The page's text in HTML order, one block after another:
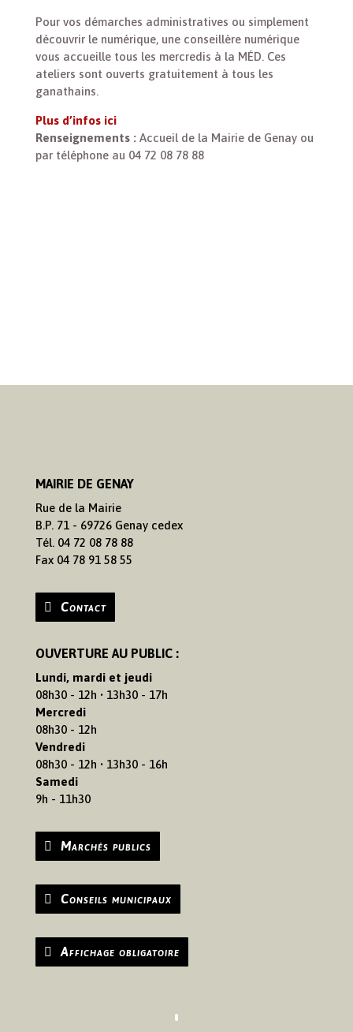
Pour vos démarches administratives ou simplement
découvrir le numérique, une conseillère numérique
vous accueille tous les mercredis à la MÉD. Ces
ateliers sont ouverts gratuitement à tous les
ganathains.
Plus d’infos ici
Renseignements :Accueil de la Mairie de Genay ou
par téléphone au 04 72 08 78 88
MAIRIE DE GENAY
Rue de la Mairie
B.P. 71 - 69726 Genay cedex
Tél. 04 72 08 78 88
Fax 04 78 91 58 55
Contact
OUVERTURE AU PUBLIC :
Lundi, mardi et jeudi
08h30 - 12h • 13h30 - 17h
Mercredi
08h30 - 12h
Vendredi
08h30 - 12h • 13h30 - 16h
Samedi
9h - 11h30
Marchés publics
Conseils municipaux
Affichage obligatoire